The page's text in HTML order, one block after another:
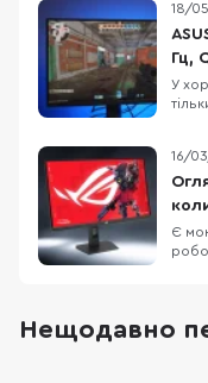
Тут
Чи
18/
Гц,
У
16/
330
Є
Нещодавно